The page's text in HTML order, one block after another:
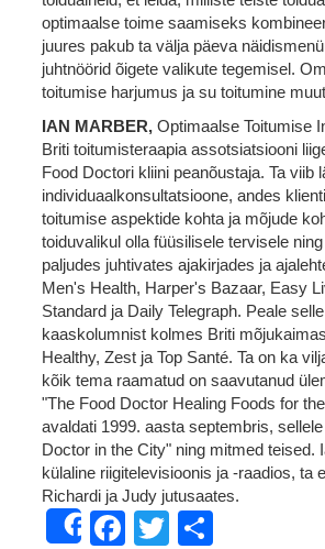
optimaalse toime saamiseks
juures pakub ta välja päeva
juhtnöörid õigete valikute tegemisel.
toitumise harjumus ja su toitumine
IAN MARBER, Optimaalse Toitumise
Briti toitumisteraapia assotsiatsiooni
Food Doctori kliini peanõustaja. Ta viib
individuaalkonsultatsioone, andes
toitumise aspektide kohta ja mõjude
toiduvalikul olla füüsilisele tervisele
paljudes juhtivates ajakirjades ja
Men's Health, Harper's Bazaar, Easy
Standard ja Daily Telegraph. Peale
kaaskolumnist kolmes Briti
Healthy, Zest ja Top Santé. Ta on ka
kõik tema raamatud on saavutanud
"The Food Doctor Healing Foods for
avaldati 1999. aasta septembris,
Doctor in the City" ning mitmed teised.
külaline riigitelevisioonis ja -raadios, ta
Richardi ja Judy jutusaates.
ShareFacebook
Twitter